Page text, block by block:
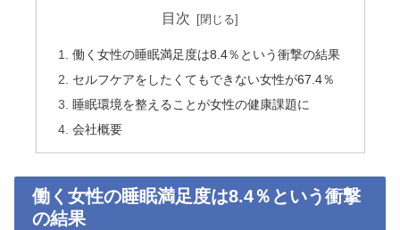
目次
働く女性の睡眠満足度は8.4％という衝撃の結果
セルフケアをしたくてもできない女性が67.4％
睡眠環境を整えることが女性の健康課題に
会社概要
働く女性の睡眠満足度は8.4％という衝撃
の結果